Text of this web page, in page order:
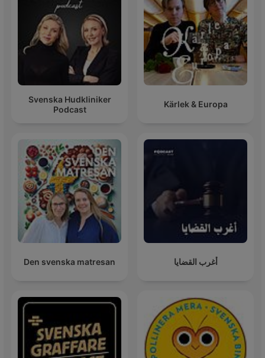
Svenska Hudkliniker
Podcast
Kärlek & Europa
Den svenska matresan أغرب القضايا